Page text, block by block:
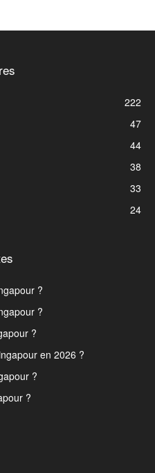
222
47
44
38
33
24
?
?
?
en 2026 ?
?
?